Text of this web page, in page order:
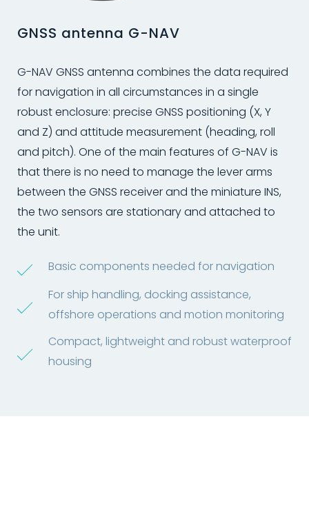
GNSS antenna G-NAV
G-NAV GNSS antenna combines the data required
for navigation in all circumstances in a single
robust enclosure: precise GNSS positioning (X, Y
and Z) and attitude measurement (heading, roll
and pitch). One of the main features of G-NAV is
that there is no need to manage the lever arms
between the GNSS receiver and the miniature INS,
the two sensors are stationary and attached to
the unit.
Basic components needed for navigation
For ship handling, docking assistance,
offshore operations and motion monitoring
Compact, lightweight and robust waterproof
housing